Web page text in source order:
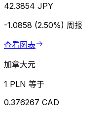
42.3854 JPY
-1.0858 (2.50%) 周报
查看图表
加拿大元
1 PLN 等于
0.376267 CAD